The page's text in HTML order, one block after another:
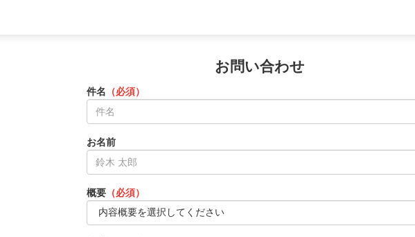
お問い合わせ
件名 （必須）
お名前
概要 （必須）